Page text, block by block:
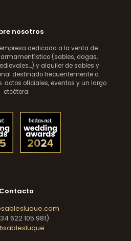
nosotros
dedicada a la venta de
(sables, dagas,
y alquiler de sables y
destinado frecuentemente a
actos oficiales, eventos y un largo
etcétera.
Contacto
622 105 981)